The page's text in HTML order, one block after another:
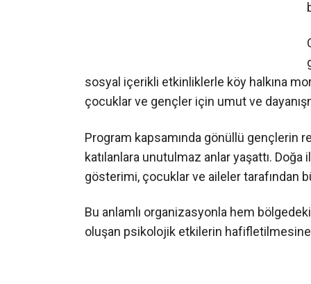
sosyal içerikli etkinliklerle köy halkına
çocuklar ve gençler için umut ve
Program kapsamında gönüllü gençlerin
katılanlara unutulmaz anlar yaşattı.
gösterimi, çocuklar ve aileler tarafından
Bu anlamlı organizasyonla hem
oluşan psikolojik etkilerin hafifletilmesine